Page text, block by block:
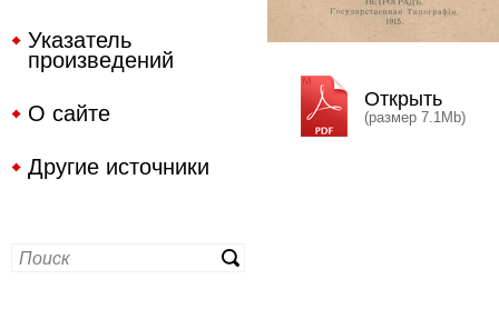
Указатель
произведений
О сайте
Другие источники
Открыть
(размер 7.1Mb)